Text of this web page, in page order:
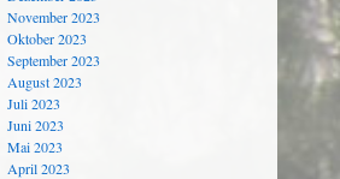
November 2023
Oktober 2023
September 2023
August 2023
Juli 2023
Juni 2023
Mai 2023
April 2023